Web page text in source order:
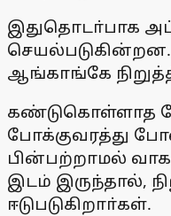
இதுதொடா்பாக
ஆங்காங்கே
கண்டுகொள்ளாத
போக்குவரத்து
பின்பற்றாமல்
இடம் இருந்தால்,
ஈடுபடுகிறாா்கள்.